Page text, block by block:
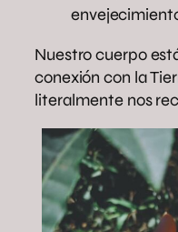
Nuestro cuerpo
conexión con la
literalmente nos